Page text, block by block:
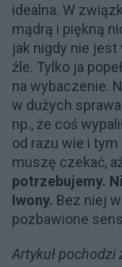
idealna. W
mądrą i piękną
jak nigdy nie
źle. Tylko ja
na wybaczenie.
w dużych
np., że coś
od razu wie i
muszę czekać,
potrzebujemy.
Iwony. Bez niej
pozbawione
Artykuł